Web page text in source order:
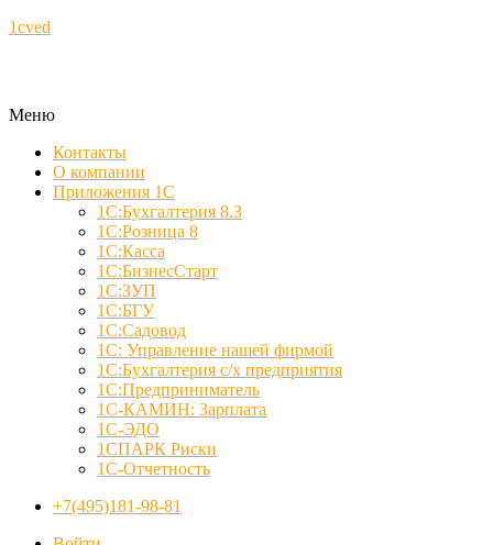
1cved
Меню
Контакты
О компании
Приложения 1С
1С:Бухгалтерия 8.3
1С:Розница 8
1С:Касса
1С:БизнесСтарт
1С:ЗУП
1С:БГУ
1С:Садовод
1С: Управление нашей фирмой
1С:Бухгалтерия с/х предприятия
1С:Предприниматель
1С-КАМИН: Зарплата
1С-ЭДО
1СПАРК Риски
1С-Отчетность
+7(495)181-98-81